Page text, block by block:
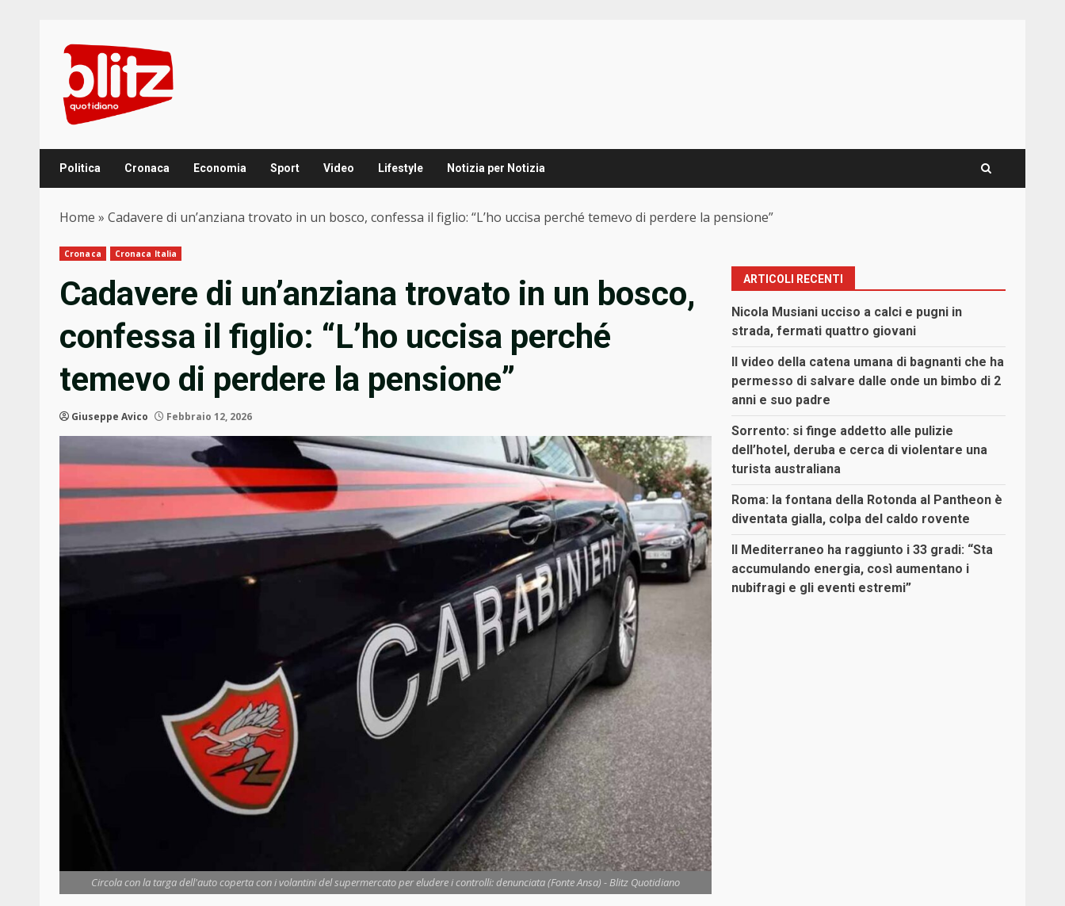
content
Politica Cronaca Economia Sport Video Lifestyle Notizia per Notizia
Home » Cadavere di un’anziana trovato in un bosco, confessa il figlio: “L’ho uccisa perché temevo di perdere la pensione”
Cronaca Cronaca Italia
Cadavere di un’anziana trovato in un bosco,
confessa il figlio: “L’ho uccisa perché
temevo di perdere la pensione”
Giuseppe Avico Febbraio 12, 2026
Circola con la targa dell'auto coperta con i volantini del supermercato per eludere i controlli: denunciata (Fonte Ansa) - Blitz Quotidiano
ARTICOLI RECENTI
Nicola Musiani ucciso a calci e pugni in
strada, fermati quattro giovani
Il video della catena umana di bagnanti che ha
permesso di salvare dalle onde un bimbo di 2
anni e suo padre
Sorrento: si finge addetto alle pulizie
dell’hotel, deruba e cerca di violentare una
turista australiana
Roma: la fontana della Rotonda al Pantheon è
diventata gialla, colpa del caldo rovente
Il Mediterraneo ha raggiunto i 33 gradi: “Sta
accumulando energia, così aumentano i
nubifragi e gli eventi estremi”